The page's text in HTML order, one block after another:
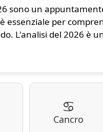
sono un
essenziale per
L'analisi del 2026 è
♋
Cancro